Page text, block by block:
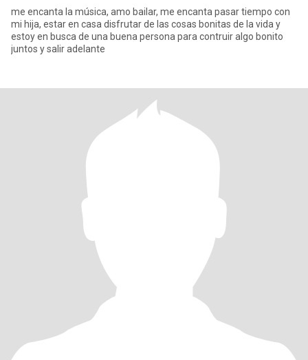
me encanta la música, amo bailar, me encanta pasar tiempo con
mi hija, estar en casa disfrutar de las cosas bonitas de la vida y
estoy en busca de una buena persona para contruir algo bonito
juntos y salir adelante